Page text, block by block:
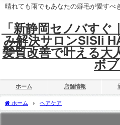
晴れても雨でもあなたの癖毛が愛すべ
「新静岡セノバすぐ
み解決サロンSISIi
髪質改善で叶える大
ボブ
ホーム 店舗情報
ホーム ヘアケア